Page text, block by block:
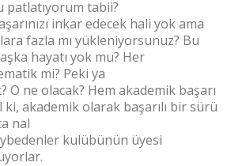
patlatıyorum tabii?
inkar edecek hali yok ama
fazla mı yükleniyorsunuz? Bu
hayatı yok mu? Her
mi? Peki ya
O ne olacak? Hem akademik başarı
ki, akademik olarak başarılı bir sürü
nal
kulübünün üyesi